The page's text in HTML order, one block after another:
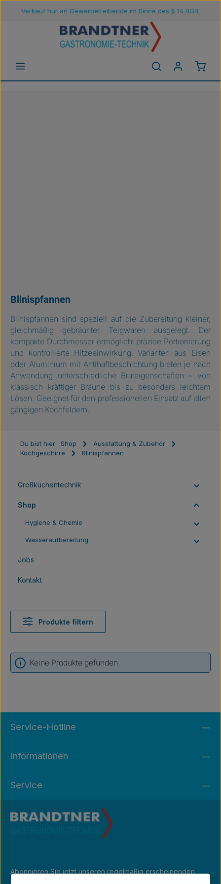
Zum Hauptinhalt springen
Verkauf nur an Gewerbetreibende im Sinne des § 14 BGB
Blinispfannen
Blinispfannen sind speziell auf die Zubereitung kleiner,
gleichmäßig gebräunter Teigwaren ausgelegt. Der
kompakte Durchmesser ermöglicht präzise Portionierung
und kontrollierte Hitzeeinwirkung. Varianten aus Eisen
oder Aluminium mit Antihaftbeschichtung bieten je nach
Anwendung unterschiedliche Brateigenschaften – von
klassisch kräftiger Bräune bis zu besonders leichtem
Lösen. Geeignet für den professionellen Einsatz auf allen
gängigen Kochfeldern.
Du bist hier: Shop
Ausstattung & Zubehör
Kochgeschirre
Blinispfannen
Großküchentechnik
Shop
Hygiene & Chemie
Wasseraufbereitung
Jobs
Kontakt
Produkte filtern
Keine Produkte gefunden.
Service-Hotline
Informationen
Service
Abonnieren Sie jetzt unseren regelmäßig erscheinenden
Newsletter, um rechtzeitig über neue Produkte und